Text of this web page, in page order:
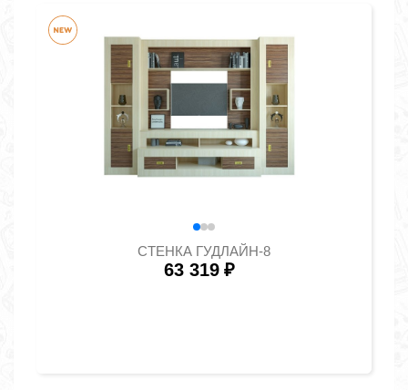
СТЕНКА ГУДЛАЙН-8
63 319 ₽